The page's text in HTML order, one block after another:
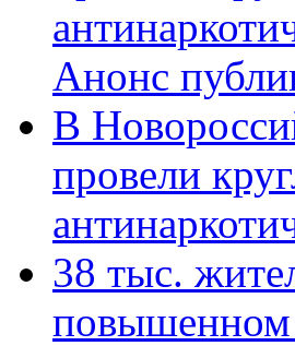
Анонс
В
провели
38 тыс.
повышенном